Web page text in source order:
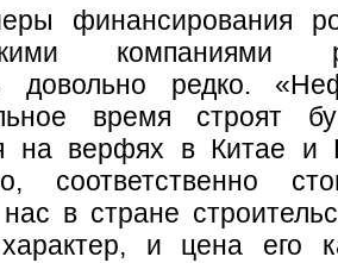
финансирования
компаниями
довольно редко.
время строят
на верфях в Китае и
соответственно
в стране
и цена его